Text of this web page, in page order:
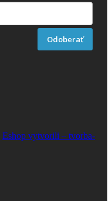
Odoberať
Eshop vytvorili – tvorba-